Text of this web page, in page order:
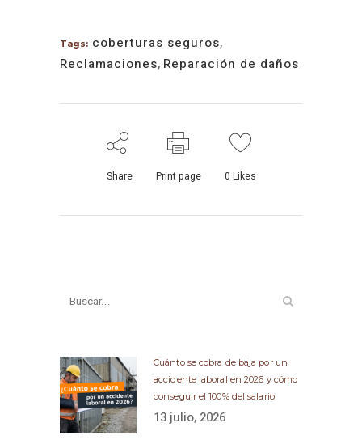
Tags: coberturas seguros,
Reclamaciones, Reparación de daños
Share Print page 0 Likes
Cuánto se cobra de baja por un
accidente laboral en 2026 y cómo
conseguir el 100% del salario
13 julio, 2026